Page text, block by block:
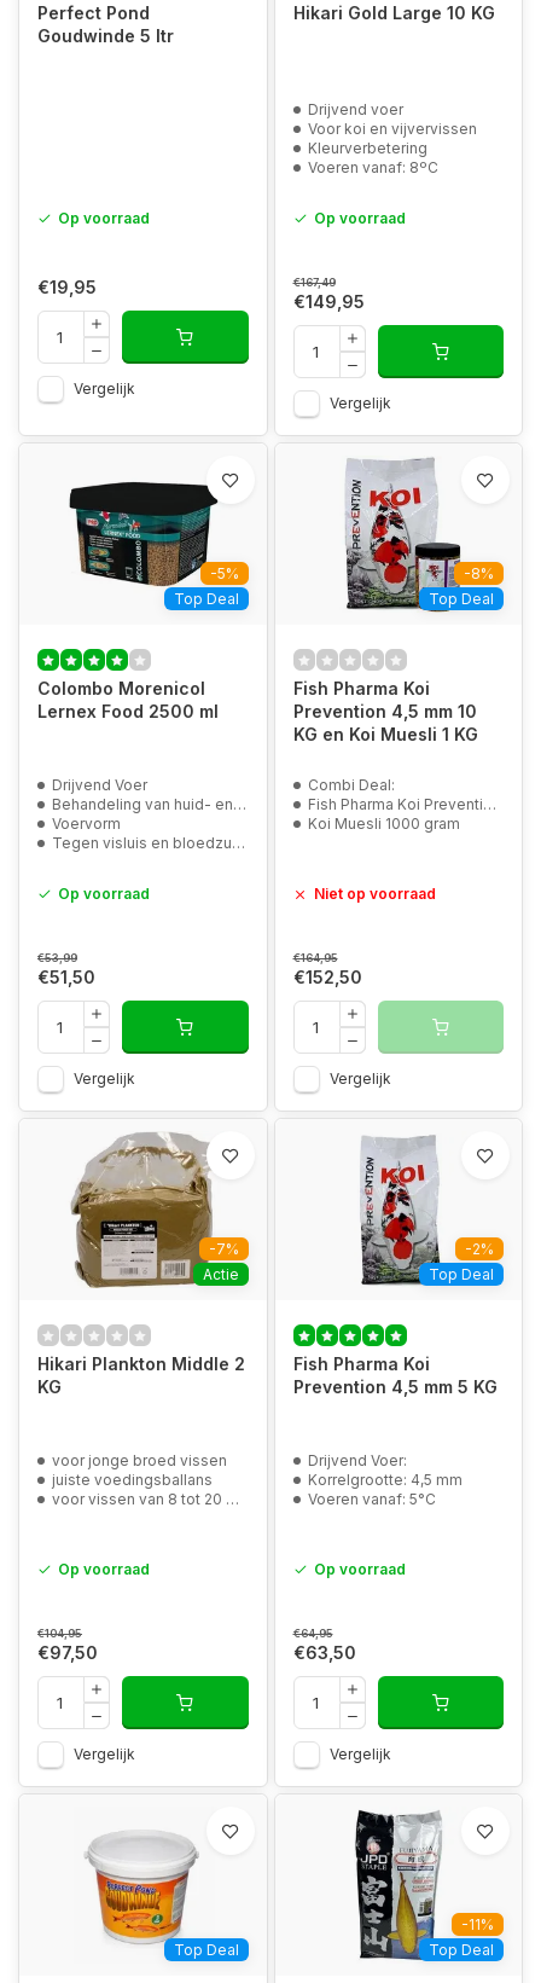
Perfect Pond
Goudwinde 5 ltr
Op voorraad
€19,95
Vergelijk
Hikari Gold Large 10 KG
Drijvend voer
Voor koi en vijvervissen
Kleurverbetering
Voeren vanaf: 8ºC
Op voorraad
€167,49
€149,95
Vergelijk
-5%
Top Deal
Colombo Morenicol
Lernex Food 2500 ml
Drijvend Voer
Behandeling van huid- en kieuwwormen
Voervorm
Tegen visluis en bloedzuigers
Op voorraad
€53,99
€51,50
Vergelijk
-8%
Top Deal
Fish Pharma Koi
Prevention 4,5 mm 10
KG en Koi Muesli 1 KG
Combi Deal:
Fish Pharma Koi Prevention 10 KG
Koi Muesli 1000 gram
Niet op voorraad
€164,95
€152,50
Vergelijk
-7%
Actie
Hikari Plankton Middle 2
KG
voor jonge broed vissen
juiste voedingsballans
voor vissen van 8 tot 20 mm
Op voorraad
€104,95
€97,50
Vergelijk
-2%
Top Deal
Fish Pharma Koi
Prevention 4,5 mm 5 KG
Drijvend Voer:
Korrelgrootte: 4,5 mm
Voeren vanaf: 5°C
Op voorraad
€64,95
€63,50
Vergelijk
Top Deal
-11%
Top Deal